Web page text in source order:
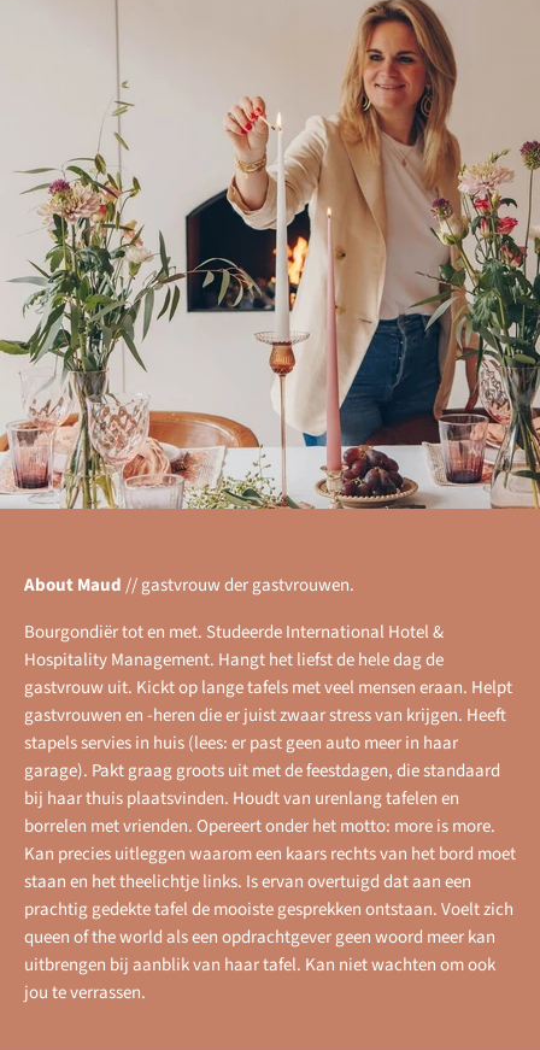
About Maud//gastvrouw der gastvrouwen.
Bourgondiër tot en met. Studeerde International Hotel &
Hospitality Management. Hangt het liefst de hele dag de
gastvrouw uit. Kickt op lange tafels met veel mensen eraan. Helpt
gastvrouwen en -heren die er juist zwaar stress van krijgen. Heeft
stapels servies in huis (lees: er past geen auto meer in haar
garage). Pakt graag groots uit met de feestdagen, die standaard
bij haar thuis plaatsvinden. Houdt van urenlang tafelen en
borrelen met vrienden. Opereert onder het motto: more is more.
Kan precies uitleggen waarom een kaars rechts van het bord moet
staan en het theelichtje links. Is ervan overtuigd dat aan een
prachtig gedekte tafel de mooiste gesprekken ontstaan. Voelt zich
queen of the world als een opdrachtgever geen woord meer kan
uitbrengen bij aanblik van haar tafel. Kan niet wachten om ook
jou te verrassen.